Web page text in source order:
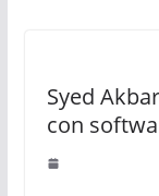
Syed
con